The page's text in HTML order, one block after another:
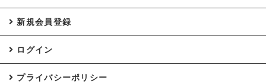
新規会員登録
ログイン
プライバシーポリシー